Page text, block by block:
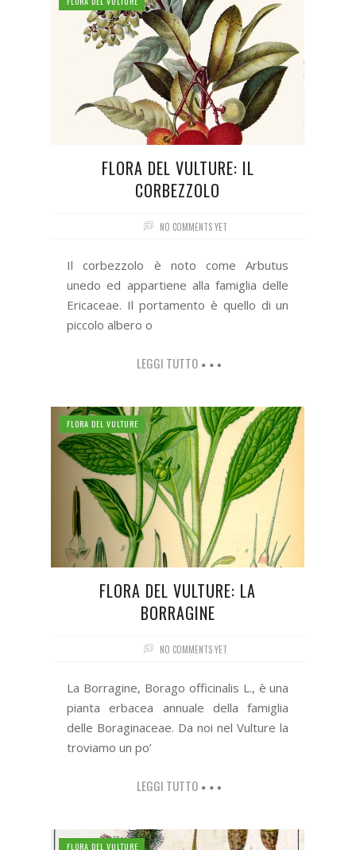
FLORA DEL VULTURE: IL
CORBEZZOLO
NO COMMENTS YET
Il corbezzolo è noto come Arbutus
unedo ed appartiene alla famiglia delle
Ericaceae. Il portamento è quello di un
piccolo albero o
LEGGI TUTTO
FLORA DEL VULTURE
FLORA DEL VULTURE: LA
BORRAGINE
NO COMMENTS YET
La Borragine, Borago officinalis L., è una
pianta erbacea annuale della famiglia
delle Boraginaceae. Da noi nel Vulture la
troviamo un po’
LEGGI TUTTO
FLORA DEL VULTURE